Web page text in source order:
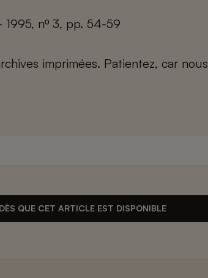
nº 3, pp. 54-59
imprimées. Patientez, car nous
QUE CET ARTICLE EST DISPONIBLE